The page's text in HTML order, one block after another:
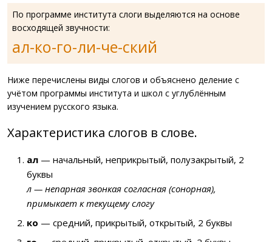
По программе института слоги выделяются на основе
восходящей звучности:
ал-ко-го-ли-че-ский
Ниже перечислены виды слогов и объяснено деление с
учётом программы института и школ с углублённым
изучением русского языка.
Характеристика слогов в слове.
ал — начальный, неприкрытый, полузакрытый, 2
буквы
л — непарная звонкая согласная (сонорная),
примыкает к текущему слогу
ко — средний, прикрытый, открытый, 2 буквы